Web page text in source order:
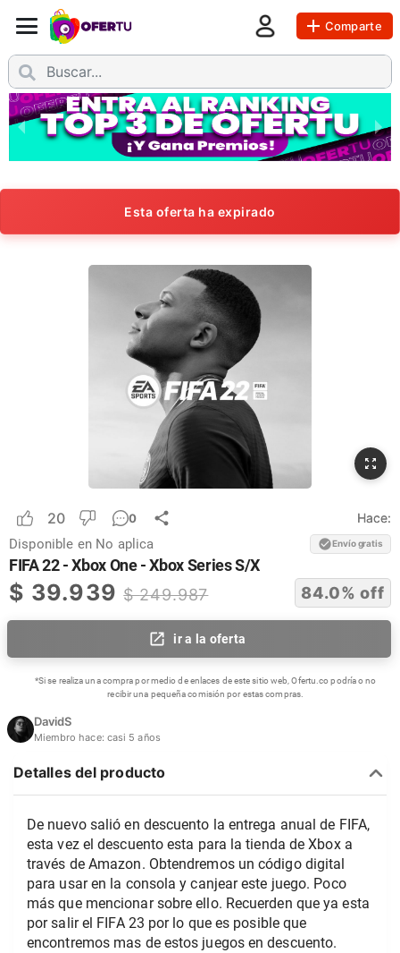
Comparte
Esta oferta ha expirado
20 0 Hace:
Disponible en No aplica Envío gratis
FIFA 22 - Xbox One - Xbox Series S/X
$ 39.939 $249.987 84.0% off
ir a la oferta
*Si se realiza una compra por medio de enlaces de este sitio web, Ofertu.co podría o no
recibir una pequeña comisión por estas compras.
DavidS
Miembro hace: casi 5 años
Detalles del producto
De nuevo salió en descuento la entrega anual de FIFA,
esta vez el descuento esta para la tienda de Xbox a
través de Amazon. Obtendremos un código digital
para usar en la consola y canjear este juego. Poco
más que mencionar sobre ello. Recuerden que ya esta
por salir el FIFA 23 por lo que es posible que
encontremos mas de estos juegos en descuento.